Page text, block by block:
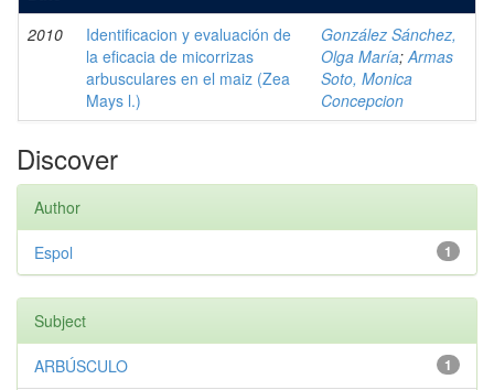
2010
Identificacion y evaluación de
la eficacia de micorrizas
arbusculares en el maiz (Zea
Mays l.)
González Sánchez,
Olga María;Armas
Soto, Monica
Concepcion
Discover
Author
1
Espol
Subject
1
ARBÚSCULO